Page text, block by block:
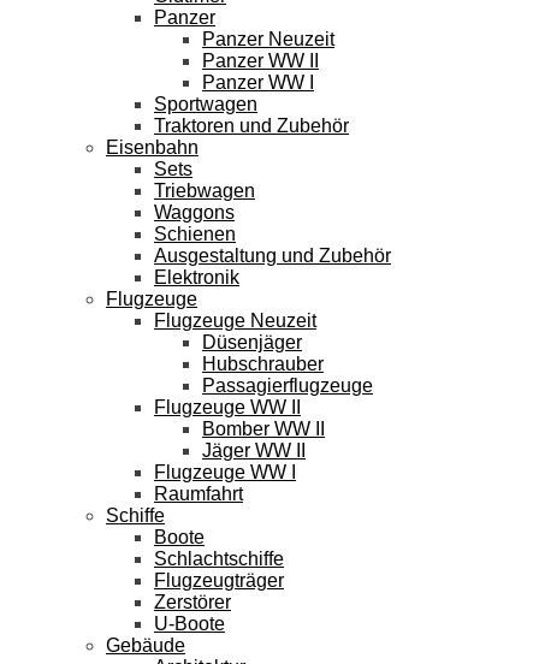
Panzer
Panzer Neuzeit
Panzer WW II
Panzer WW I
Sportwagen
Traktoren und Zubehör
Eisenbahn
Sets
Triebwagen
Waggons
Schienen
Ausgestaltung und Zubehör
Elektronik
Flugzeuge
Flugzeuge Neuzeit
Düsenjäger
Hubschrauber
Passagierflugzeuge
Flugzeuge WW II
Bomber WW II
Jäger WW II
Flugzeuge WW I
Raumfahrt
Schiffe
Boote
Schlachtschiffe
Flugzeugträger
Zerstörer
U-Boote
Gebäude